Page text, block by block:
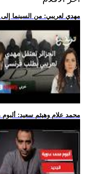
.. مهدي لعريبي: من السينما
.. محمد علام وهيثم سعيد: